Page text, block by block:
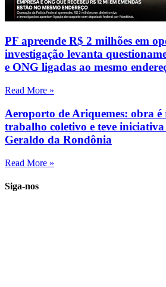
PF apreende R$ 2 milhões em
investigação levanta
e ONG ligadas ao mesmo
Read More »
Aeroporto de Ariquemes: obra é
trabalho coletivo e teve
Geraldo da Rondônia
Read More »
Siga-nos